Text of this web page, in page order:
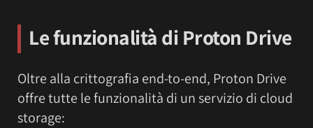
Le funzionalità di Proton Drive
Oltre alla crittografia end-to-end, Proton Drive
offre tutte le funzionalità di un servizio di cloud
storage: